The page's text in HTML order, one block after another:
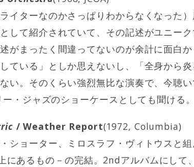
イターなのかさっぱりわからなくなった
して紹介されていて、その記述がユニー
がまったく間違ってないのが余計に面白
ている」としか思えないし、「全身から
い。そのくらい強烈無比な演奏で、今聴
・ジャズのショーケースとしても聞ける。
/ Weather Report(1972, Columbia)
ショーター、ミロスラフ・ヴィトウスと
にあるもの－の完結。2ndアルバムにして